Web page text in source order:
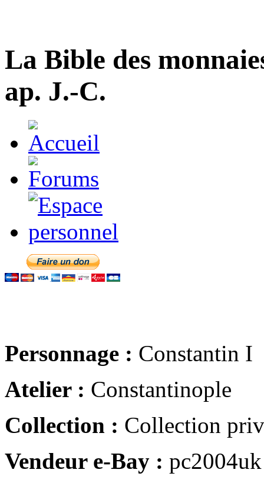
La Bible des
ap. J.-C.
Personnage : Constantin I
Atelier : Constantinople
Collection : Collection
Vendeur e-Bay : pc2004uk